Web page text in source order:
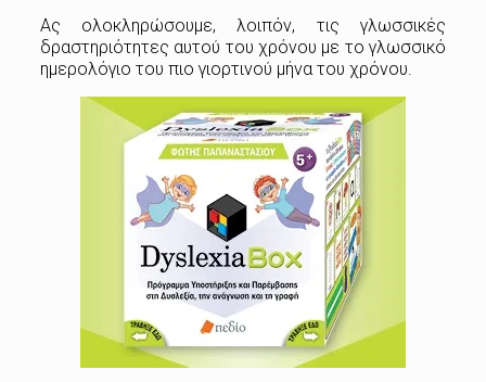
Ας ολοκληρώσουμε, λοιπόν, τις γλωσσικές
δραστηριότητες αυτού του χρόνου με το γλωσσικό
ημερολόγιο του πιο γιορτινού μήνα του χρόνου.